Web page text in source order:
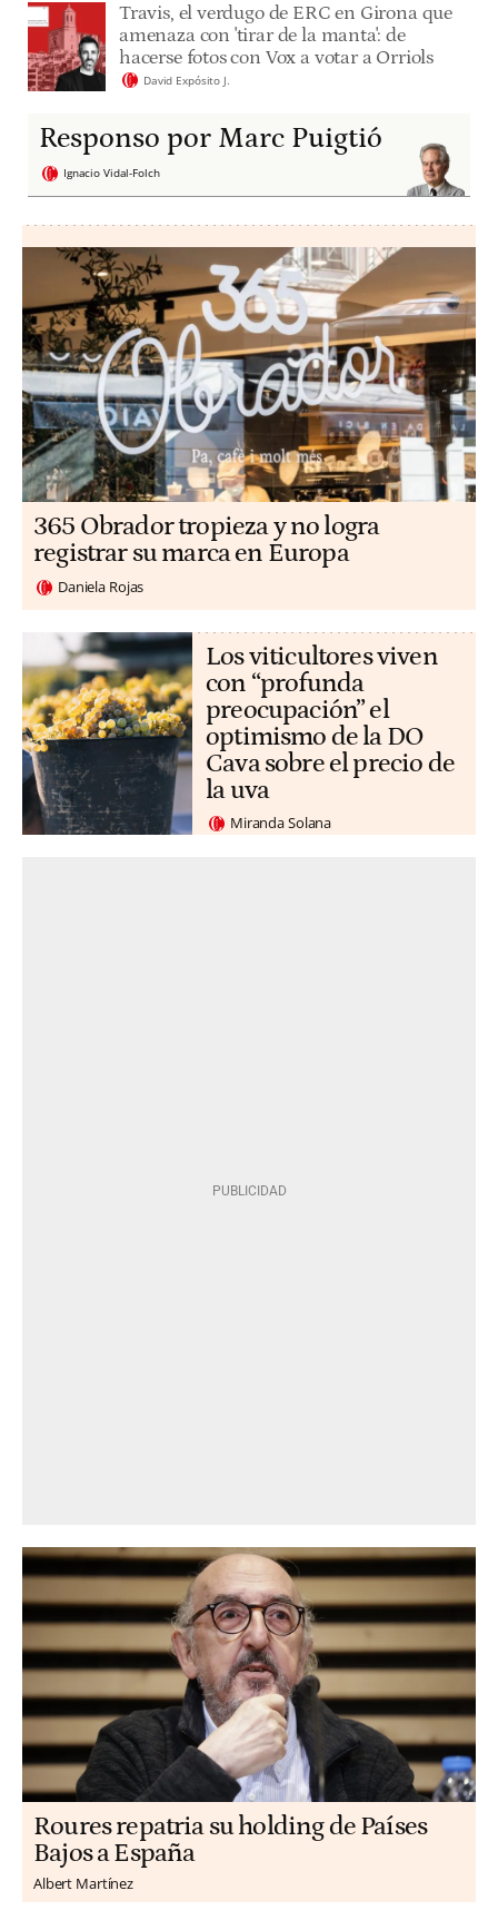
Travis, el verdugo de ERC en Girona que
amenaza con 'tirar de la manta': de
hacerse fotos con Vox a votar a Orriols
David Expósito J.
Responso por Marc Puigtió
Ignacio Vidal-Folch
365 Obrador tropieza y no logra
registrar su marca en Europa
Daniela Rojas
Los viticultores viven
con “profunda
preocupación” el
optimismo de la DO
Cava sobre el precio de
la uva
Miranda Solana
Roures repatria su holding de Países
Bajos a España
Albert Martínez